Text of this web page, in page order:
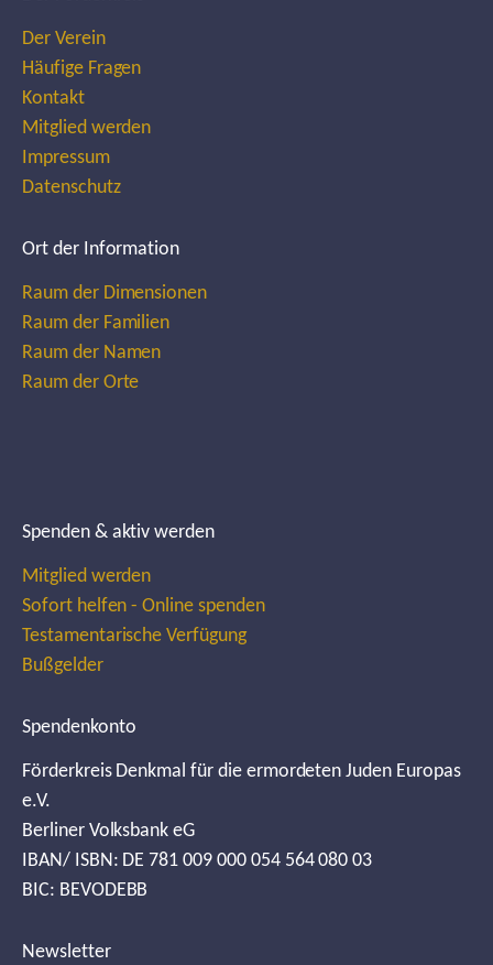
Der Verein
Häufige Fragen
Kontakt
Mitglied werden
Impressum
Datenschutz
Ort der Information
Raum der Dimensionen
Raum der Familien
Raum der Namen
Raum der Orte
Spenden & aktiv werden
Mitglied werden
Sofort helfen - Online spenden
Testamentarische Verfügung
Bußgelder
Spendenkonto
Förderkreis Denkmal für die ermordeten Juden Europas
e.V.
Berliner Volksbank eG
IBAN/ ISBN: DE 781 009 000 054 564 080 03
BIC: BEVODEBB
Newsletter